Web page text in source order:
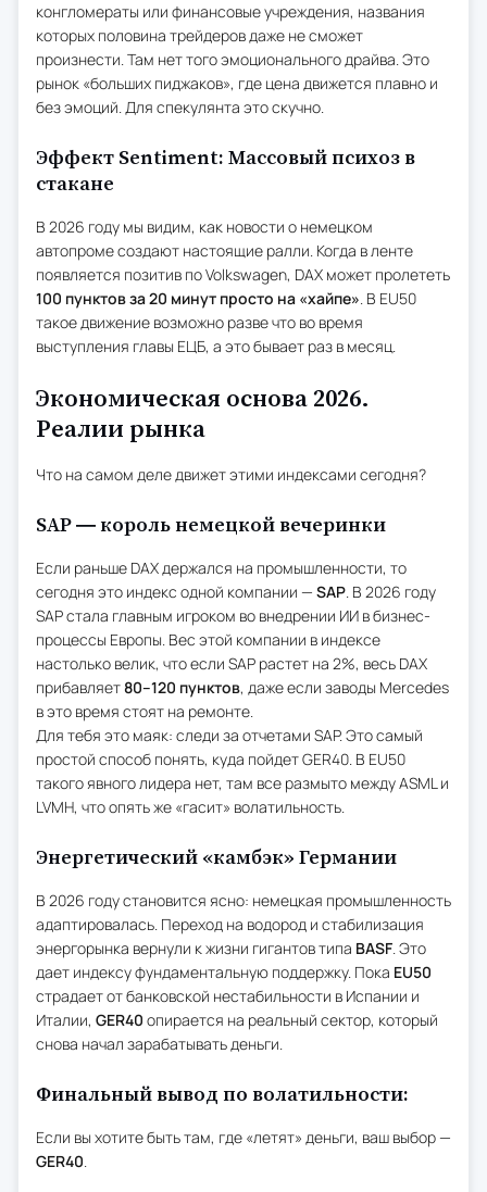
конгломераты или финансовые учреждения, названия
которых половина трейдеров даже не сможет
произнести. Там нет того эмоционального драйва. Это
рынок «больших пиджаков», где цена движется плавно и
без эмоций. Для спекулянта это скучно.
Эффект Sentiment: Массовый психоз в
стакане
В 2026 году мы видим, как новости о немецком
автопроме создают настоящие ралли. Когда в ленте
появляется позитив по Volkswagen, DAX может пролететь
100 пунктов за 20 минут просто на «хайпе». В EU50
такое движение возможно разве что во время
выступления главы ЕЦБ, а это бывает раз в месяц.
Экономическая основа 2026.
Реалии рынка
Что на самом деле движет этими индексами сегодня?
SAP — король немецкой вечеринки
Если раньше DAX держался на промышленности, то
сегодня это индекс одной компании — SAP. В 2026 году
SAP стала главным игроком во внедрении ИИ в бизнес-
процессы Европы. Вес этой компании в индексе
настолько велик, что если SAP растет на 2%, весь DAX
прибавляет80–120 пунктов, даже если заводы Mercedes
в это время стоят на ремонте.
Для тебя это маяк: следи за отчетами SAP. Это самый
простой способ понять, куда пойдет GER40. В EU50
такого явного лидера нет, там все размыто между ASML и
LVMH, что опять же «гасит» волатильность.
Энергетический «камбэк» Германии
В 2026 году становится ясно: немецкая промышленность
адаптировалась. Переход на водород и стабилизация
энергорынка вернули к жизни гигантов типа BASF. Это
дает индексу фундаментальную поддержку. Пока EU50
страдает от банковской нестабильности в Испании и
Италии, GER40 опирается на реальный сектор, который
снова начал зарабатывать деньги.
Финальный вывод по волатильности:
Если вы хотите быть там, где «летят» деньги, ваш выбор —
GER40.